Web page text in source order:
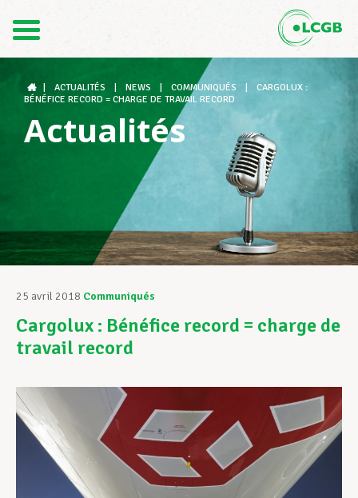
DE
Le LCGB
Structures syndicales
Assistance au Travail
Vos droits
Assistance en vie privée
Développement professionnel
ACTUALITÉS NEWS COMMUNIQUÉS
CARGOLUX :
BÉNÉFICE RECORD = CHARGE DE TRAVAIL RECORD
Actualités
25 avril 2018 Communiqués
Cargolux : Bénéfice record = charge de
travail record